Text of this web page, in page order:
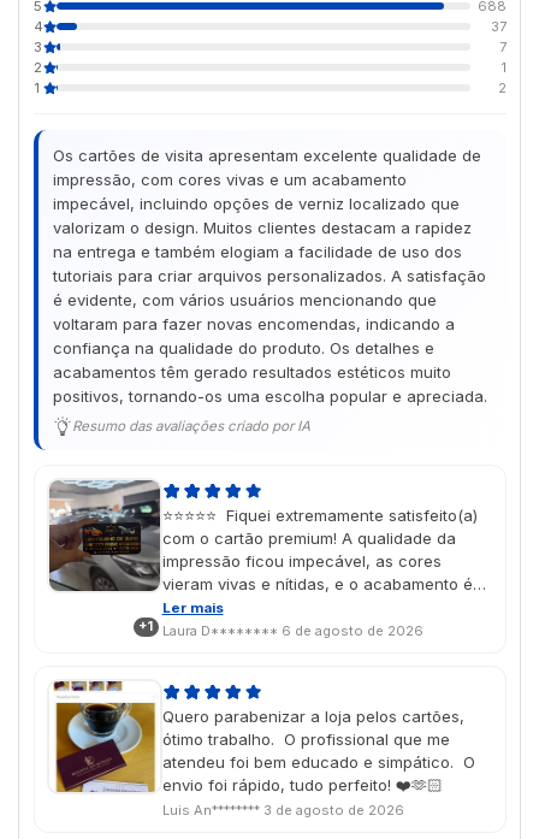
5
688
4
37
3
7
2
1
1
2
Os cartões de visita apresentam excelente qualidade de
impressão, com cores vivas e um acabamento
impecável, incluindo opções de verniz localizado que
valorizam o design. Muitos clientes destacam a rapidez
na entrega e também elogiam a facilidade de uso dos
tutoriais para criar arquivos personalizados. A satisfação
é evidente, com vários usuários mencionando que
voltaram para fazer novas encomendas, indicando a
confiança na qualidade do produto. Os detalhes e
acabamentos têm gerado resultados estéticos muito
positivos, tornando-os uma escolha popular e apreciada.
Resumo das avaliações criado por IA
+1
⭐⭐⭐⭐⭐ Fiquei extremamente satisfeito(a)
com o cartão premium! A qualidade da
impressão ficou impecável, as cores
vieram vivas e nítidas, e o acabamento é
simplesmente incrível. Dá para perceber o
cuidado em cada detalhe. O resultado
profissional e sofisticada. Recomendo de
olhos fechados!
Ler mais
Laura D******** 6 de agosto de 2026
Quero parabenizar a loja pelos cartões,
ótimo trabalho. O profissional que me
atendeu foi bem educado e simpático. O
envio foi rápido, tudo perfeito! ❤️🫶🏻
Luis An******** 3 de agosto de 2026